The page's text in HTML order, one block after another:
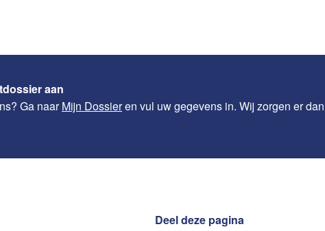
aan
Ga naarMijn Dossieren vul uw gegevens in. Wij zorgen er
Deel deze pagina